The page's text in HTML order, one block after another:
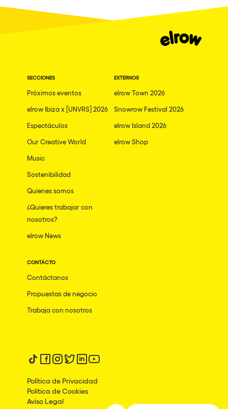
SECCIONES
Próximos eventos
elrow Ibiza x [UNVRS] 2026
Espectáculos
Our Creative World
Music
Sostenibilidad
Quienes somos
¿Quieres trabajar con
nosotros?
elrow News
EXTERNOS
elrow Town 2026
Snowrow Festival 2026
elrow Island 2026
elrow Shop
CONTÁCTO
Contáctanos
Propuestas de negocio
Trabaja con nosotros
Síguenos en tiktok
Síguenos en facebook
Síguenos en instagram
Síguenos en twitter
Síguenos en linkedin
Síguenos en youtube
Política de Privacidad
Política de Cookies
Aviso Legal